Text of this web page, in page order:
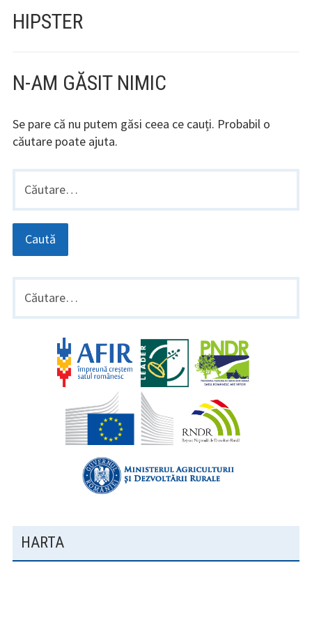
HIPSTER
N-AM GĂSIT NIMIC
Se pare că nu putem găsi ceea ce cauți. Probabil o
căutare poate ajuta.
Caută
după:
BARA
LATERALĂ
PRINCIPALĂ
Caută
după:
HARTA